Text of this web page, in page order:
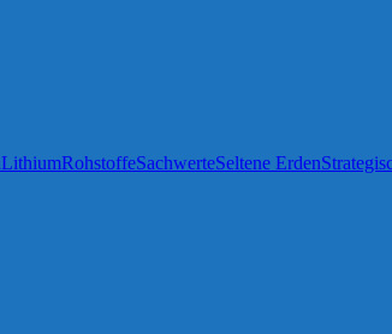
LithiumRohstoffeSachwerteSeltene Erden